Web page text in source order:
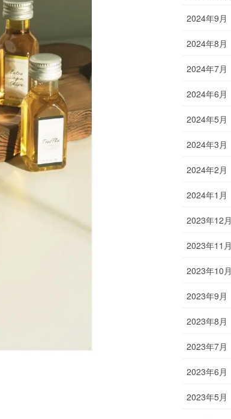
2024年9月
2024年8月
2024年7月
2024年6月
2024年5月
2024年3月
2024年2月
2024年1月
2023年12月
2023年11月
2023年10月
2023年9月
2023年8月
2023年7月
2023年6月
2023年5月